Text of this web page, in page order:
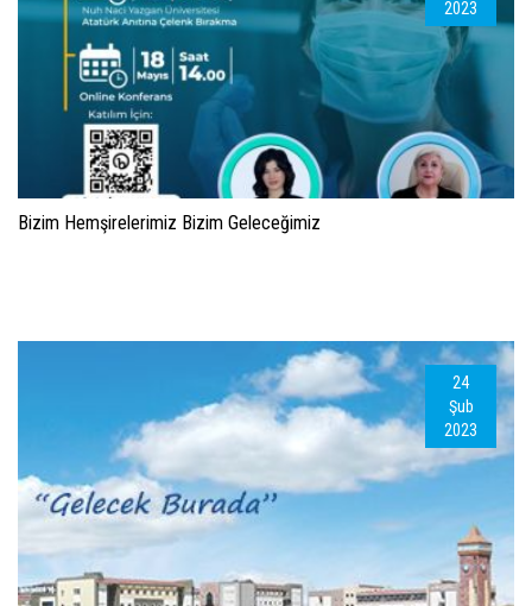
2023
Bizim Hemşirelerimiz Bizim Geleceğimiz
24
Şub
2023